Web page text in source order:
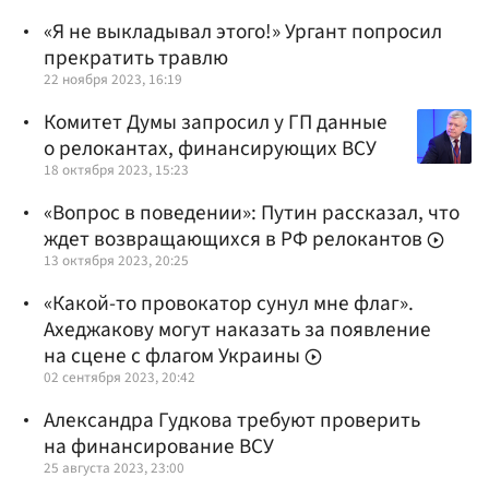
«Я не выкладывал этого!» Ургант попросил
прекратить травлю
22 ноября 2023, 16:19
Комитет Думы запросил у ГП данные
о релокантах, финансирующих ВСУ
18 октября 2023, 15:23
«Вопрос в поведении»: Путин рассказал, что
ждет возвращающихся в РФ релокантов
13 октября 2023, 20:25
«Какой-то провокатор сунул мне флаг».
Ахеджакову могут наказать за появление
на сцене с флагом Украины
02 сентября 2023, 20:42
Александра Гудкова требуют проверить
на финансирование ВСУ
25 августа 2023, 23:00